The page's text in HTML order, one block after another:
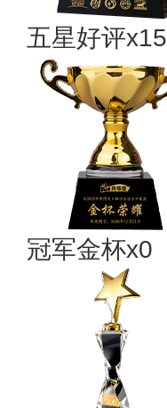
五星好评x15
冠军金杯x0